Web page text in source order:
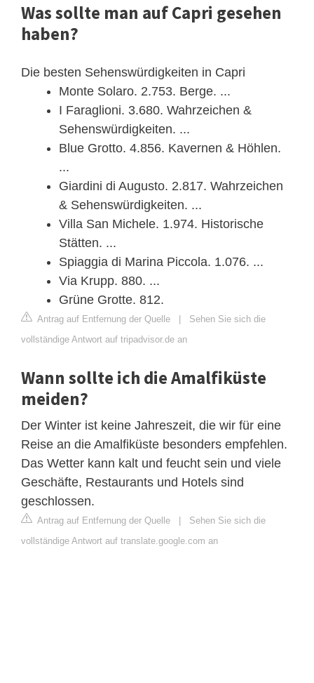
Was sollte man auf Capri gesehen
haben?
Die besten Sehenswürdigkeiten in Capri
Monte Solaro. 2.753. Berge. ...
I Faraglioni. 3.680. Wahrzeichen &
Sehenswürdigkeiten. ...
Blue Grotto. 4.856. Kavernen & Höhlen.
...
Giardini di Augusto. 2.817. Wahrzeichen
& Sehenswürdigkeiten. ...
Villa San Michele. 1.974. Historische
Stätten. ...
Spiaggia di Marina Piccola. 1.076. ...
Via Krupp. 880. ...
Grüne Grotte. 812.
Antrag auf Entfernung der Quelle | Sehen Sie sich die
vollständige Antwort auf tripadvisor.de an
Wann sollte ich die Amalfiküste
meiden?
Der Winter ist keine Jahreszeit, die wir für eine
Reise an die Amalfiküste besonders empfehlen.
Das Wetter kann kalt und feucht sein und viele
Geschäfte, Restaurants und Hotels sind
geschlossen.
Antrag auf Entfernung der Quelle | Sehen Sie sich die
vollständige Antwort auf translate.google.com an